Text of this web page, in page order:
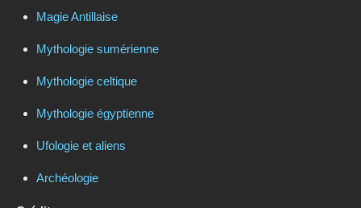
Magie Antillaise
Mythologie sumérienne
Mythologie celtique
Mythologie égyptienne
Ufologie et aliens
Archéologie